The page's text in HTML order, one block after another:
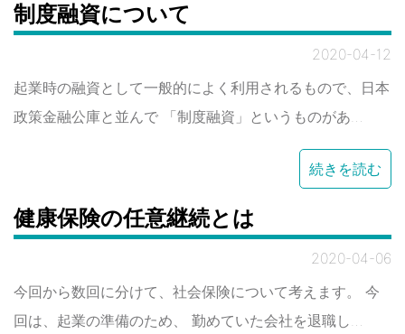
制度融資について
2020-04-12
起業時の融資として一般的によく利用されるもので、日本
政策金融公庫と並んで 「制度融資」というものがあ…
続きを読む
健康保険の任意継続とは
2020-04-06
今回から数回に分けて、社会保険について考えます。 今
回は、起業の準備のため、 勤めていた会社を退職し…